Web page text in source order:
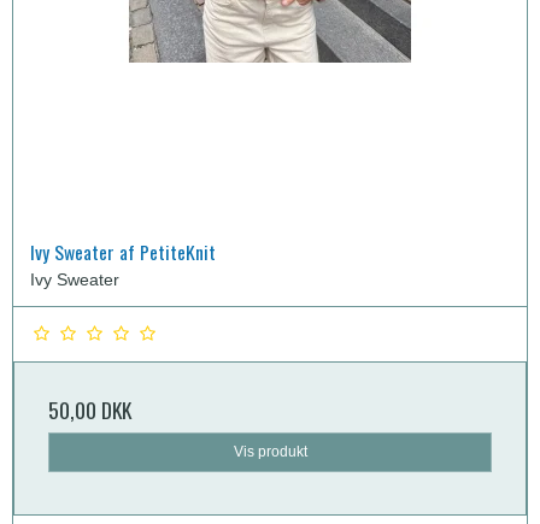
Ivy Sweater af PetiteKnit
Ivy Sweater
50,00 DKK
Vis produkt